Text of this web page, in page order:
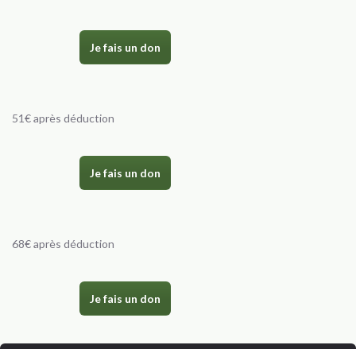
Je fais un don
51€ après déduction
Je fais un don
68€ après déduction
Je fais un don